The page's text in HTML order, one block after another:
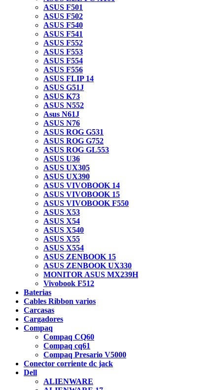
ASUS F501
ASUS F502
ASUS F540
ASUS F541
ASUS F552
ASUS F553
ASUS F554
ASUS F556
ASUS FLIP 14
ASUS G51J
ASUS K73
ASUS N552
Asus N61J
ASUS N76
ASUS ROG G531
ASUS ROG G752
ASUS ROG GL553
ASUS U36
ASUS UX305
ASUS UX390
ASUS VIVOBOOK 14
ASUS VIVOBOOK 15
ASUS VIVOBOOK F550
ASUS X53
ASUS X54
ASUS X540
ASUS X55
ASUS X554
ASUS ZENBOOK 15
ASUS ZENBOOK UX330
MONITOR ASUS MX239H
Vivobook F512
Baterias
Cables Ribbon varios
Carcasas
Cargadores
Compaq
Compaq CQ60
Compaq cq61
Compaq Presario V5000
Conector corriente dc jack
Dell
ALIENWARE